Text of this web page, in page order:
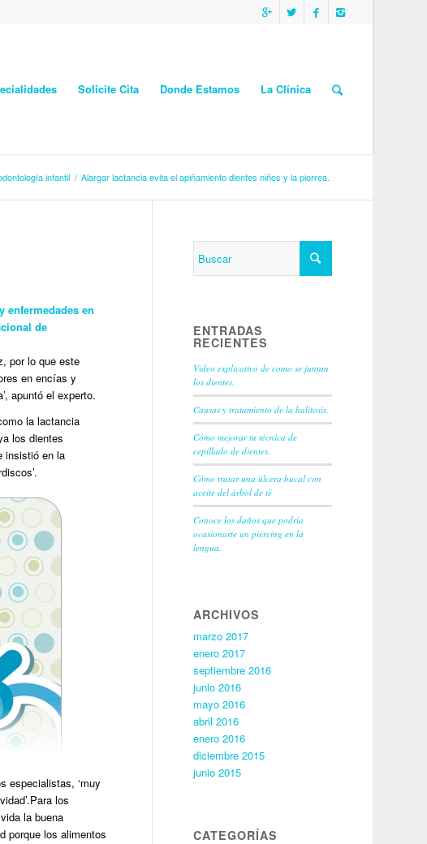
Solicite Cita Donde Estamos La Clínica
infantil / Alargar lactancia evita el apiñamiento dientes niños y la piorrea.
enfermedades en
de
por lo que este
en encías y
apuntó el experto.
la lactancia
los dientes
insistió en la
especialistas, ‘muy
los
la buena
porque los alimentos
ENTRADAS
RECIENTES
Video explicativo de como se juntan
los dientes.
Causas y tratamiento de la halitosis.
Cómo mejorar tu técnica de
cepillado de dientes.
Cómo tratar una úlcera bucal con
aceite del árbol de té
Conoce los daños que podría
ocasionarte un piercing en la
lengua.
ARCHIVOS
marzo 2017
enero 2017
septiembre 2016
junio 2016
mayo 2016
abril 2016
enero 2016
diciembre 2015
junio 2015
CATEGORÍAS